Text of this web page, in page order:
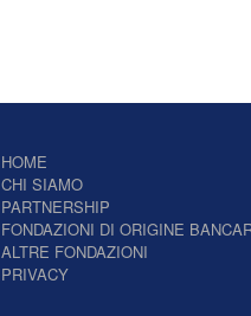
HOME
CHI SIAMO
PARTNERSHIP
FONDAZIONI DI ORIGINE
ALTRE FONDAZIONI
PRIVACY